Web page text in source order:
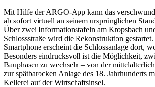
Mit Hilfe der ARGO-App kann das
ab sofort virtuell an seinem ursprünglichen
Über zwei Informationstafeln am Kropsbach
Schlossstraße wird die Rekonstruktion
Smartphone erscheint die Schlossanlage dort,
Besonders eindrucksvoll ist die Möglichkeit,
Bauphasen zu wechseln – von der
zur spätbarocken Anlage des 18. Jahrhunderts
Kellerei auf der Wirtschaftsinsel.